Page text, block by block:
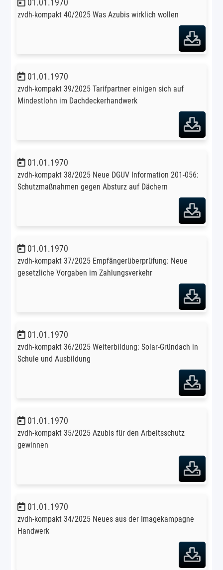
01.01.1970
zvdh-kompakt 40/2025 Was Azubis wirklich wollen
01.01.1970
zvdh-kompakt 39/2025 Tarifpartner einigen sich auf
Mindestlohn im Dachdeckerhandwerk
01.01.1970
zvdh-kompakt 38/2025 Neue DGUV Information 201-056:
Schutzmaßnahmen gegen Absturz auf Dächern
01.01.1970
zvdh-kompakt 37/2025 Empfängerüberprüfung: Neue
gesetzliche Vorgaben im Zahlungsverkehr
01.01.1970
zvdh-kompakt 36/2025 Weiterbildung: Solar-Gründach in
Schule und Ausbildung
01.01.1970
zvdh-kompakt 35/2025 Azubis für den Arbeitsschutz
gewinnen
01.01.1970
zvdh-kompakt 34/2025 Neues aus der Imagekampagne
Handwerk